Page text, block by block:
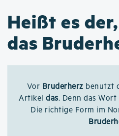
Heißt es
das
Vor Bruderherz benutzt
Artikel das. Denn das Wort
Die richtige Form im